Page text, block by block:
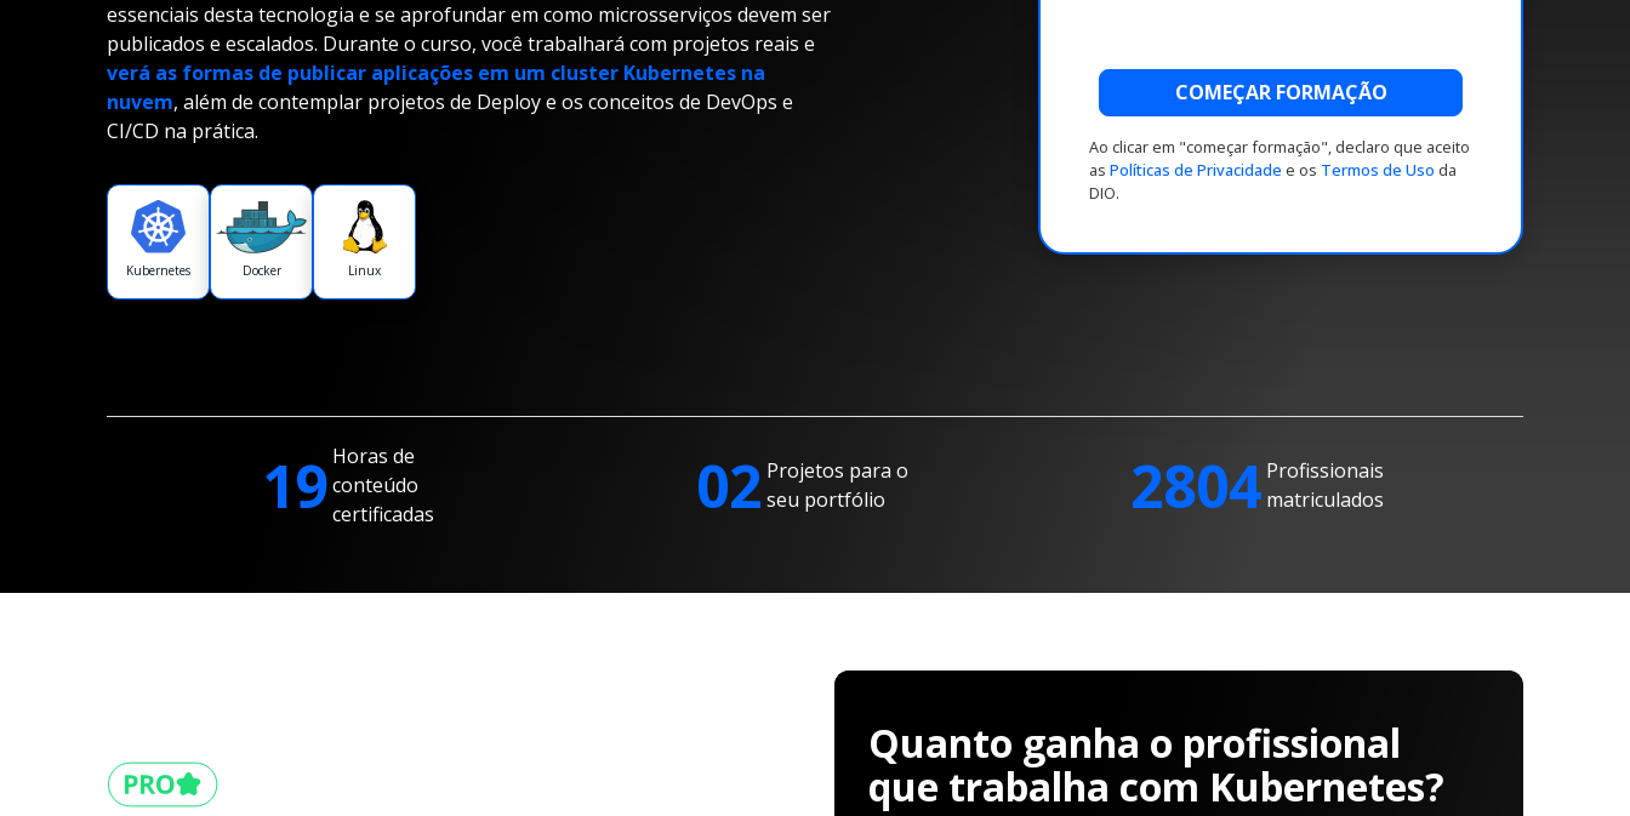
essenciais desta tecnologia e se aprofundar em como microsserviços devem ser
publicados e escalados. Durante o curso, você trabalhará com projetos reais e
verá as formas de publicar aplicações em um cluster Kubernetes na
nuvem, além de contemplar projetos de Deploy e os conceitos de DevOps e
CI/CD na prática.
Kubernetes Docker Linux
COMEÇAR FORMAÇÃO
Ao clicar em "começar formação", declaro que aceito
as Políticas de Privacidade e os Termos de Uso da
DIO.
19 Horas de
conteúdo
certificadas
02 Projetos para o
seu portfólio
2804 Profissionais
matriculados
Quanto ganha o profissional
que trabalha com Kubernetes?